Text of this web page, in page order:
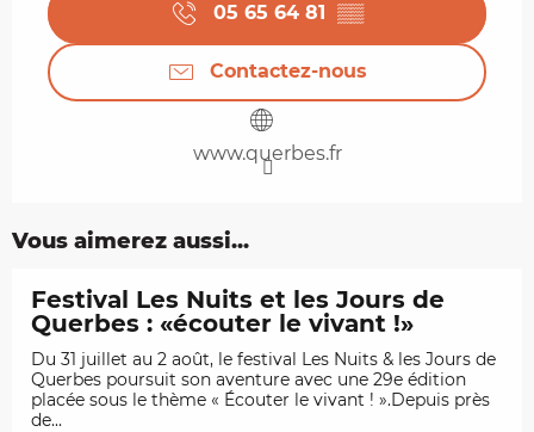
05 65 64 81 ▒▒
Contactez-nous
www.querbes.fr
Vous aimerez aussi...
Festival Les Nuits et les Jours de
Querbes : «écouter le vivant !»
Du 31 juillet au 2 août, le festival Les Nuits & les Jours de
Querbes poursuit son aventure avec une 29e édition
placée sous le thème « Écouter le vivant ! ».Depuis près
de...